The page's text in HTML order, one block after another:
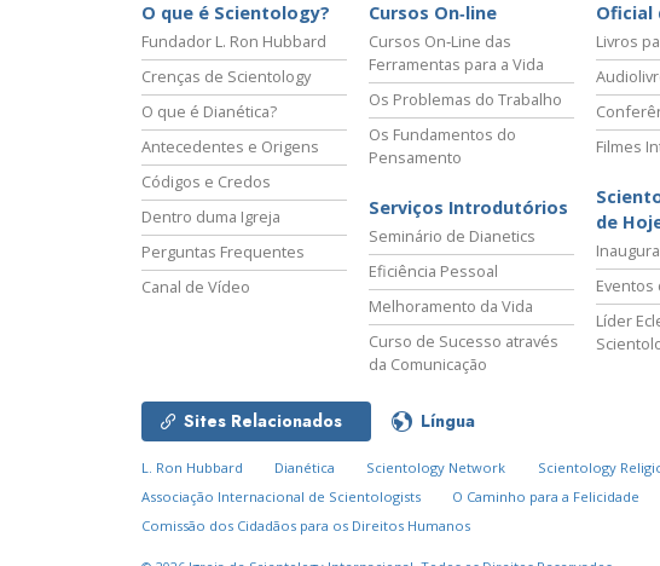
O que é Scientology?
Fundador L. Ron Hubbard
Crenças de Scientology
O que é Dianética?
Antecedentes e Origens
Códigos e Credos
Dentro duma Igreja
Perguntas Frequentes
Canal de Vídeo
Cursos On‑line
Cursos On‑Line das
Ferramentas para a Vida
Os Problemas do Trabalho
Os Fundamentos do
Pensamento
Serviços Introdutórios
Seminário de Dianetics
Eficiência Pessoal
Melhoramento da Vida
Curso de Sucesso através
da Comunicação
Oficial
Livros
Filmes
de
Eventos
Líder
Sites Relacionados Língua
L. Ron Hubbard Dianética Scientology Network Scientology
Associação Internacional de Scientologists
O Caminho para a Felicidade
Comissão dos Cidadãos para os Direitos Humanos